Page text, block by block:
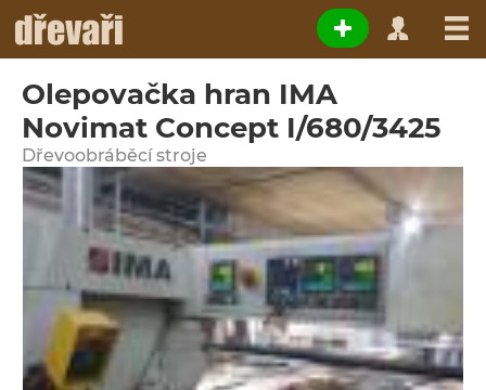
Olepovačka hran IMA
Novimat Concept I/680/3425
Dřevoobráběcí stroje